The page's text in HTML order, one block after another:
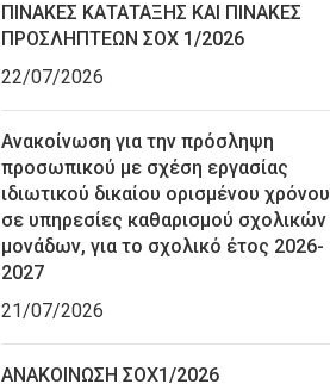
ΠΙΝΑΚΕΣ ΚΑΤΑΤΑΞΗΣ ΚΑΙ ΠΙΝΑΚΕΣ
ΠΡΟΣΛΗΠΤΕΩΝ ΣΟΧ 1/2026
22/07/2026
Ανακοίνωση για την πρόσληψη
προσωπικού με σχέση εργασίας
ιδιωτικού δικαίου ορισμένου χρόνου
σε υπηρεσίες καθαρισμού σχολικών
μονάδων, για το σχολικό έτος 2026-
2027
21/07/2026
ΑΝΑΚΟΙΝΩΣΗ ΣΟΧ1/2026